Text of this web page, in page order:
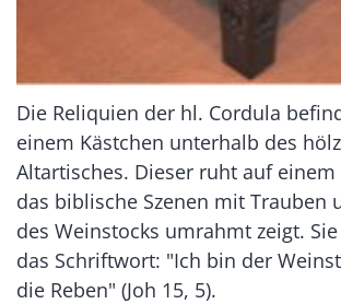
Die Reliquien der hl. Cordula
einem Kästchen unterhalb des
Altartisches. Dieser ruht auf einem
das biblische Szenen mit Trauben
des Weinstocks umrahmt zeigt.
das Schriftwort: "Ich bin der
die Reben" (Joh 15, 5).